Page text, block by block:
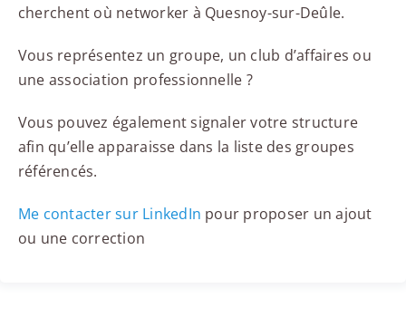
cherchent où networker à Quesnoy-sur-Deûle.
Vous représentez un groupe, un club d’affaires ou
une association professionnelle ?
Vous pouvez également signaler votre structure
afin qu’elle apparaisse dans la liste des groupes
référencés.
Me contacter sur LinkedIn pour proposer un ajout
ou une correction